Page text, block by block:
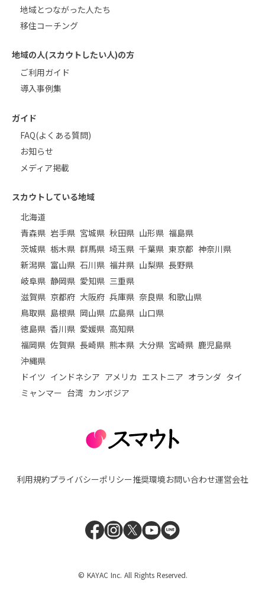
地域とつながった人たち
移住コーチング
地域の人(スカウトしたい人)の方
ご利用ガイド
導入事例集
ガイド
FAQ(よくある質問)
お知らせ
メディア掲載
スカウトしている地域
北海道
青森県 岩手県 宮城県 秋田県 山形県 福島県
茨城県 栃木県 群馬県 埼玉県 千葉県 東京都 神奈川県
新潟県 富山県 石川県 福井県 山梨県 長野県
岐阜県 静岡県 愛知県 三重県
滋賀県 京都府 大阪府 兵庫県 奈良県 和歌山県
鳥取県 島根県 岡山県 広島県 山口県
徳島県 香川県 愛媛県 高知県
福岡県 佐賀県 長崎県 熊本県 大分県 宮崎県 鹿児島県
沖縄県
ドイツ インドネシア アメリカ エストニア オランダ タイ
ミャンマー 台湾 カンボジア
利用規約プライバシーポリシー推奨環境お問い合わせ運営会社
© KAYAC Inc. All Rights Reserved.